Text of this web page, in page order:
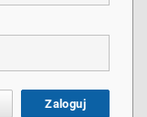
Zaloguj